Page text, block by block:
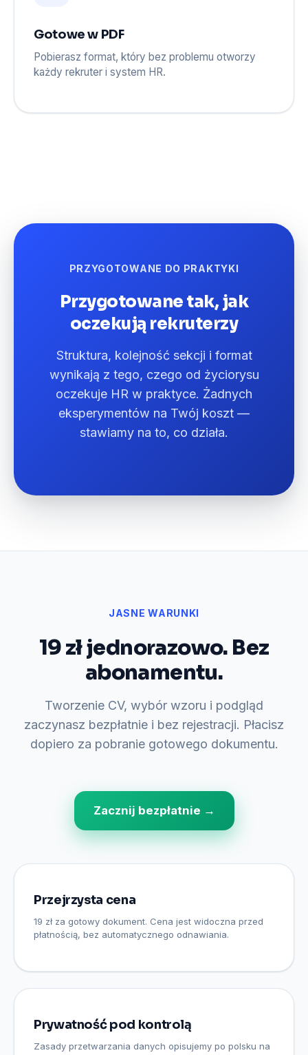
Gotowe w PDF
Pobierasz format, który bez problemu otworzy
każdy rekruter i system HR.
PRZYGOTOWANE DO PRAKTYKI
Przygotowane tak, jak
oczekują rekruterzy
Struktura, kolejność sekcji i format
wynikają z tego, czego od życiorysu
oczekuje HR w praktyce. Żadnych
eksperymentów na Twój koszt —
stawiamy na to, co działa.
JASNE WARUNKI
19 zł jednorazowo. Bez
abonamentu.
Tworzenie CV, wybór wzoru i podgląd
zaczynasz bezpłatnie i bez rejestracji. Płacisz
dopiero za pobranie gotowego dokumentu.
Zacznij bezpłatnie →
Przejrzysta cena
19 zł za gotowy dokument. Cena jest widoczna przed
płatnością, bez automatycznego odnawiania.
Prywatność pod kontrolą
Zasady przetwarzania danych opisujemy po polsku na